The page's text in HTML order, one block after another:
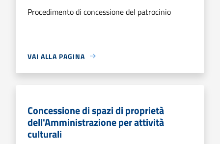
Procedimento di concessione del patrocinio
VAI ALLA PAGINA
Concessione di spazi di proprietà
dell'Amministrazione per attività
culturali